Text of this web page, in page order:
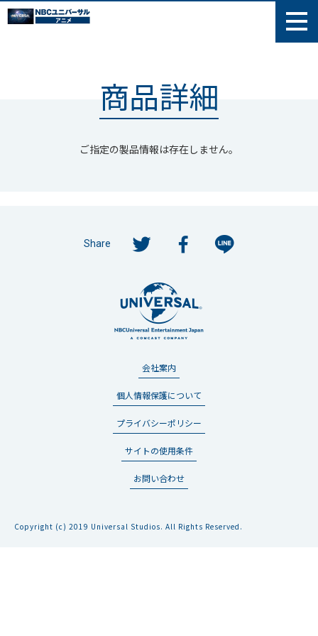
商品詳細
ご指定の製品情報は存在しません。
Share
会社案内
個人情報保護について
プライバシーポリシー
サイトの使用条件
お問い合わせ
Copyright (c) 2019 Universal Studios. All Rights Reserved.